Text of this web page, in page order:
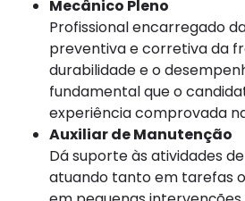
Mecânico Pleno
Profissional encarregado
preventiva e corretiva da
durabilidade e o
fundamental que o
experiência comprovada
Auxiliar de Manutenção
Dá suporte às atividades
atuando tanto em tarefas